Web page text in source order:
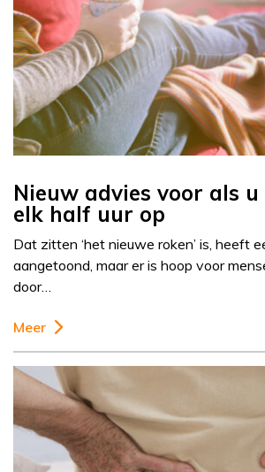
Nieuw advies voor als
elk half uur op
Dat zitten ‘het nieuwe roken’ is, heeft
aangetoond, maar er is hoop voor
door…
Meer